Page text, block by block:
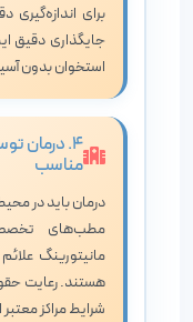
برای اندازه‌گیری
جایگذاری دقیق
استخوان بدون
۴. درمان
مناسب
درمان باید در
مطب‌های
مانیتورینگ
هستند. رعایت
شرایط مراکز